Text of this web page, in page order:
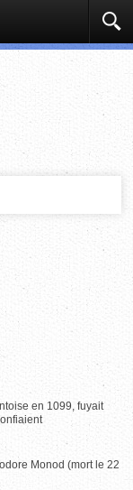
en 1099, fuyait
Monod (mort le 22